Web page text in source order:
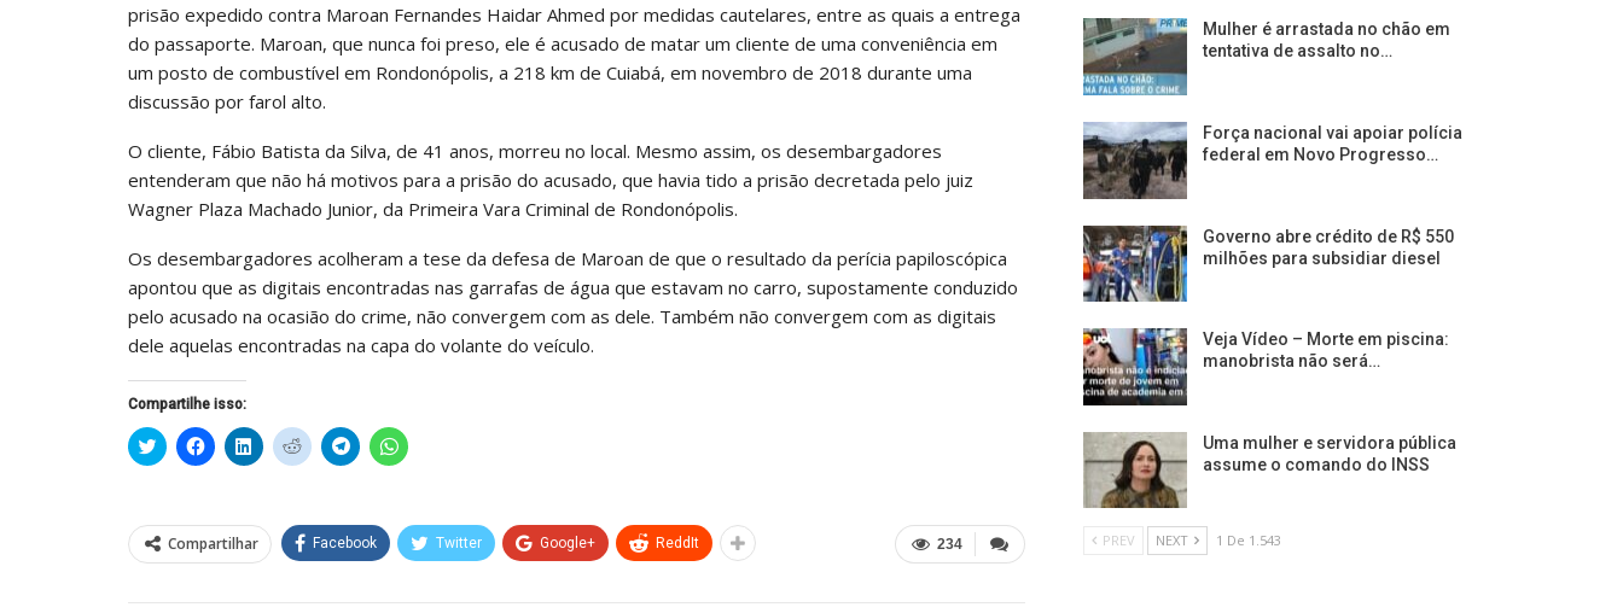
prisão expedido contra Maroan Fernandes Haidar Ahmed por medidas cautelares, entre as quais a entrega
do passaporte. Maroan, que nunca foi preso, ele é acusado de matar um cliente de uma conveniência em
um posto de combustível em Rondonópolis, a 218 km de Cuiabá, em novembro de 2018 durante uma
discussão por farol alto.
O cliente, Fábio Batista da Silva, de 41 anos, morreu no local. Mesmo assim, os desembargadores
entenderam que não há motivos para a prisão do acusado, que havia tido a prisão decretada pelo juiz
Wagner Plaza Machado Junior, da Primeira Vara Criminal de Rondonópolis.
Os desembargadores acolheram a tese da defesa de Maroan de que o resultado da perícia papiloscópica
apontou que as digitais encontradas nas garrafas de água que estavam no carro, supostamente conduzido
pelo acusado na ocasião do crime, não convergem com as dele. Também não convergem com as digitais
dele aquelas encontradas na capa do volante do veículo.
Compartilhe isso:
Clique
para
em
nova
janela)
Clique
para
em
nova
janela)
Clique
para
em
nova
janela)
Clique
para
em
nova
janela)
Clique
para
em
nova
janela)
Clique
para
em
nova
janela) 234
Compartilhar Facebook Twitter Google+ ReddIt
Mulher é arrastada no chão em
tentativa de assalto no…
Força nacional vai apoiar polícia
federal em Novo Progresso…
Governo abre crédito de R$ 550
milhões para subsidiar diesel
Veja Vídeo – Morte em piscina:
manobrista não será…
Uma mulher e servidora pública
assume o comando do INSS
PREV NEXT 1 De 1.543